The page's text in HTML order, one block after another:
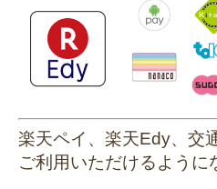
楽天ペイ、楽天Edy、交
ご利用いただけるように